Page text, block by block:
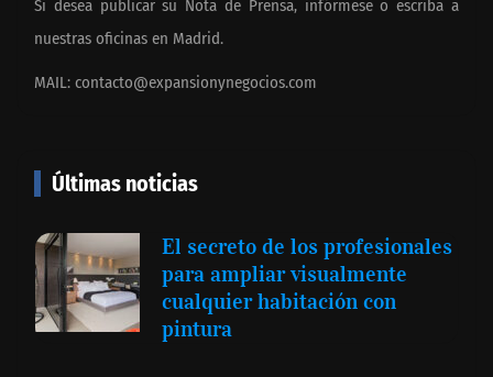
Si desea publicar su Nota de Prensa, infórmese o escriba a
nuestras oficinas en Madrid.
MAIL: contacto@expansionynegocios.com
Últimas noticias
El secreto de los profesionales
para ampliar visualmente
cualquier habitación con
pintura